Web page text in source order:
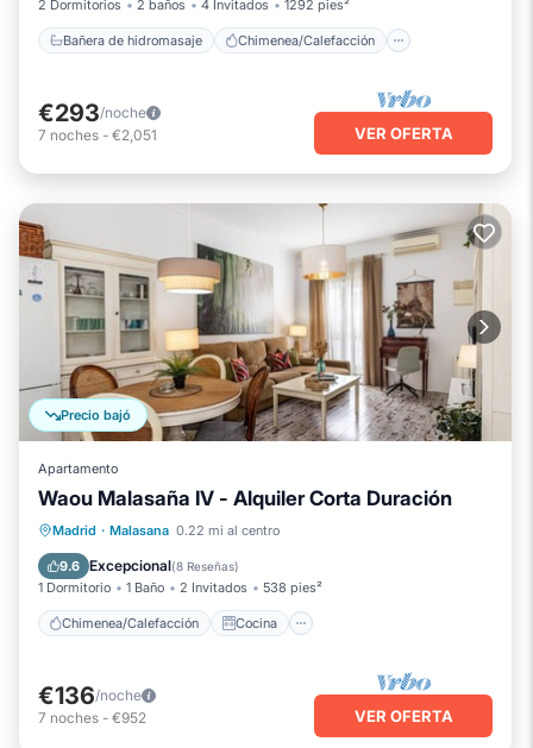
2 Dormitorios 2 baños 4 Invitados 1292 pies²
Bañera de hidromasaje Chimenea/Calefacción
€293/noche
7 noches - €2,051 VER OFERTA
Precio bajó
Apartamento
Waou Malasaña IV - Alquiler Corta Duración
Madrid · Malasana 0.22 mi al centro
9.6 Excepcional(8 Reseñas)
1 Dormitorio 1 Baño 2 Invitados 538 pies²
Chimenea/Calefacción Cocina
Chimenea/Calefacción
Aire acondicionado
€136/noche
7 noches - €952 VER OFERTA